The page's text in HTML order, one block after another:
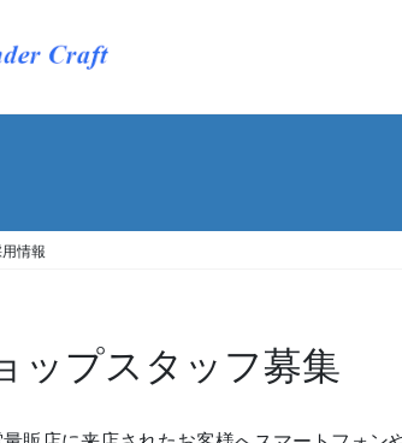
情報
ップスタッフ募集